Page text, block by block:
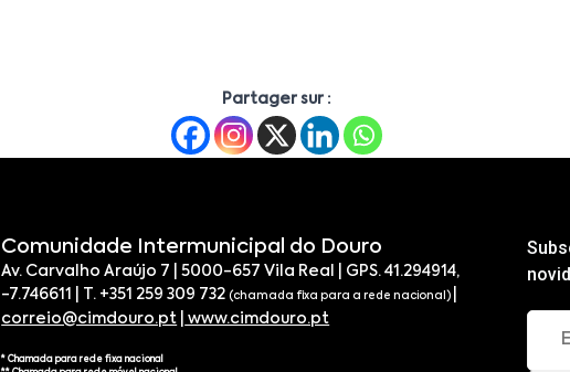
Partager sur :
Comunidade Intermunicipal do Douro
Av. Carvalho Araújo 7 | 5000-657 Vila Real | GPS. 41.294914,
-7.746611 | T. +351 259 309 732(chamada fixa para a rede nacional)
correio@cimdouro.pt
www.cimdouro.pt
* Chamada para rede fixa nacional